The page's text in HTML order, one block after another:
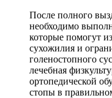
После полного
необходимо
которые помогут
сухожилия и
голеностопного
лечебная
ортопедической
стопы в